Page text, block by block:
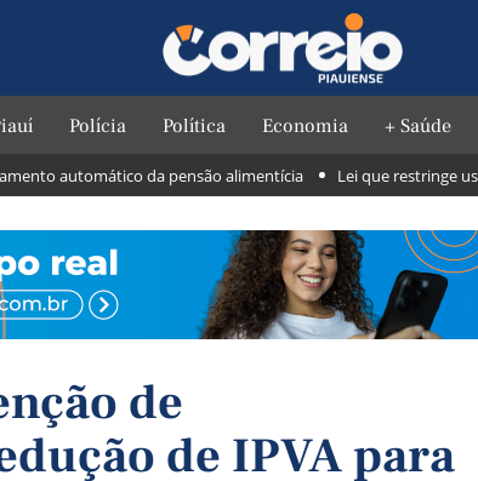
Polícia Política Economia + Saúde
automático da pensão alimentícia Lei que restringe uso de
de
de IPVA para